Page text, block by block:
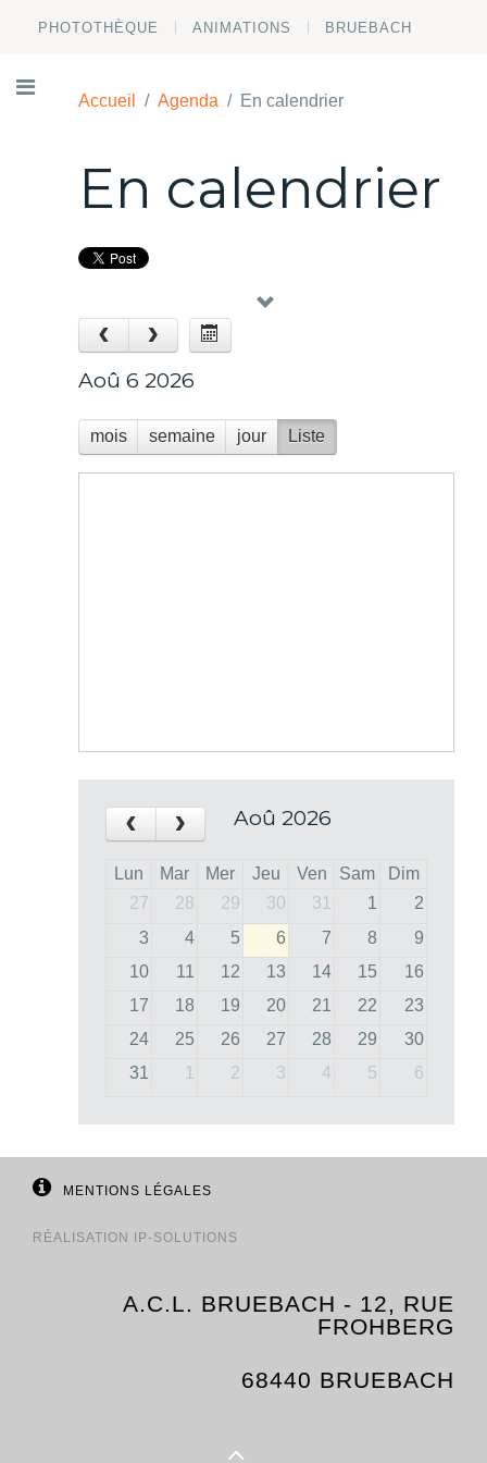
PHOTOTHÈQUE ANIMATIONS BRUEBACH
Accueil Agenda En calendrier
En calendrier
‹ ›
Aoû 6 2026
mois semaine jour Liste
‹ › Aoû 2026
Lun Mar Mer Jeu Ven Sam
Dim
27
28 29 30 31 1
2
3
4 5 6 7 8
9
10
11 12 13 14 15
16
17
18 19 20 21 22
23
24
25 26 27 28 29
30
31
1 2 3 4 5 6
MENTIONS LÉGALES
RÉALISATION IP-SOLUTIONS
A.C.L. BRUEBACH - 12, RUE
FROHBERG
68440 BRUEBACH